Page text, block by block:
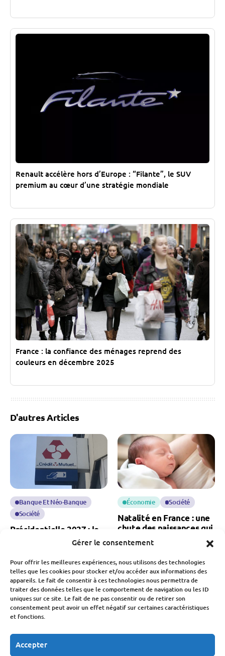
Gérer le consentement
Pour offrir les meilleures expériences, nous utilisons des technologies
telles que les cookies pour stocker et/ou accéder aux informations des
appareils. Le fait de consentir à ces technologies nous permettra de
traiter des données telles que le comportement de navigation ou les ID
uniques sur ce site. Le fait de ne pas consentir ou de retirer son
consentement peut avoir un effet négatif sur certaines caractéristiques
et fonctions.
Accepter
Renault accélère hors d’Europe : “Filante”, le SUV
premium au cœur d’une stratégie mondiale
France : la confiance des ménages reprend des
couleurs en décembre 2025
D'autres Articles
Banque Et Néo-Banque
Société
Présidentielle 2027 : le
Crédit Mutuel refuse de
Fabien Monvoisin
7 Août 2026
Économie Société
Natalité en France : une
chute des naissances qui
inquiète pour notre
économie
Fabien Monvoisin
7 Août 2026